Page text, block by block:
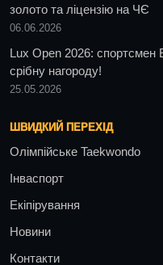
золото та ліцензію на ЧЄ
06.06.2026
Lux Open 2026: спортсмен
срібну нагороду!
25.05.2026
ШВИДКИЙ ПЕРЕХІД
Олімпійське Taekwondo
Інваспорт
Екіпірування
Новини
Контакти